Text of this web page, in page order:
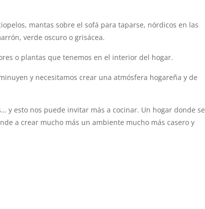
mantas sobre el sofá para taparse, nórdicos en las
verde oscuro o grisácea.
o plantas que tenemos en el interior del hogar.
y necesitamos crear una atmósfera hogareña y de
y esto nos puede invitar más a cocinar. Un hogar donde se
a crear mucho más un ambiente mucho más casero y